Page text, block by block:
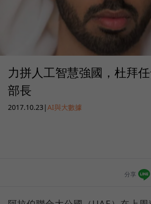
力拼人工智慧強國，杜拜
部長
2017.10.23 |AI與大數據
分享